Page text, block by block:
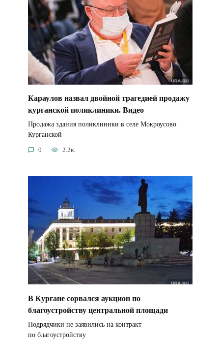
Караулов назвал двойной трагедией продажу
курганской поликлиники. Видео
Продажа здания поликлиники в селе Мокроусово
Курганской
0 2.2к.
В Кургане сорвался аукцион по
благоустройству центральной площади
Подрядчики не заявились на контракт
по благоустройству